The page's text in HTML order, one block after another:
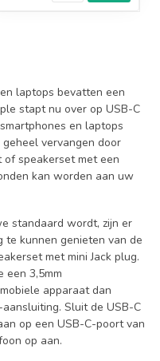
laptops bevatten een
stapt nu over op USB-C
en laptops
vervangen door
speakerset met een
kan worden aan uw
standaard wordt, zijn er
te kunnen genieten van de
met mini Jack plug.
3,5mm
apparaat dan
Sluit de USB-C
op een USB-C-poort van
op aan.